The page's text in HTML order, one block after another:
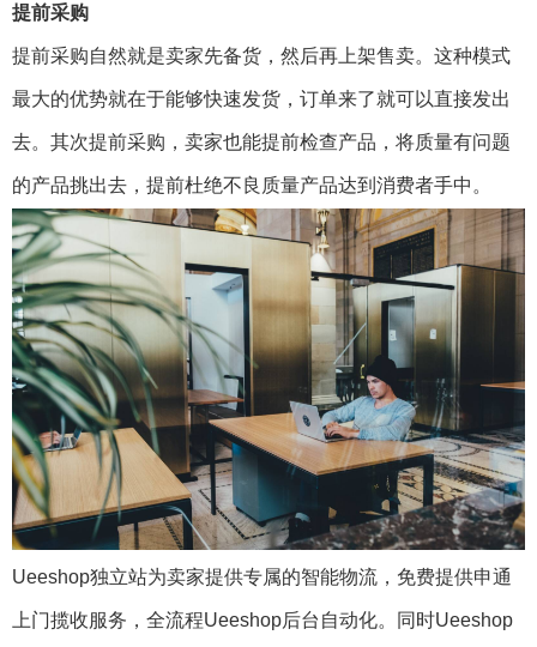
提前采购
提前采购自然就是卖家先备货，然后再上架售卖。这种模式
最大的优势就在于能够快速发货，订单来了就可以直接发出
去。其次提前采购，卖家也能提前检查产品，将质量有问题
的产品挑出去，提前杜绝不良质量产品达到消费者手中。
Ueeshop独立站为卖家提供专属的智能物流，免费提供申通
上门揽收服务，全流程Ueeshop后台自动化。同时Ueeshop